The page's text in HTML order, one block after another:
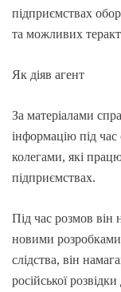
підприємствах
та можливих
Як діяв агент
За матеріалами
інформацію під час
колегами, які
підприємствах.
Під час розмов він
новими
слідства, він
російської розвідки